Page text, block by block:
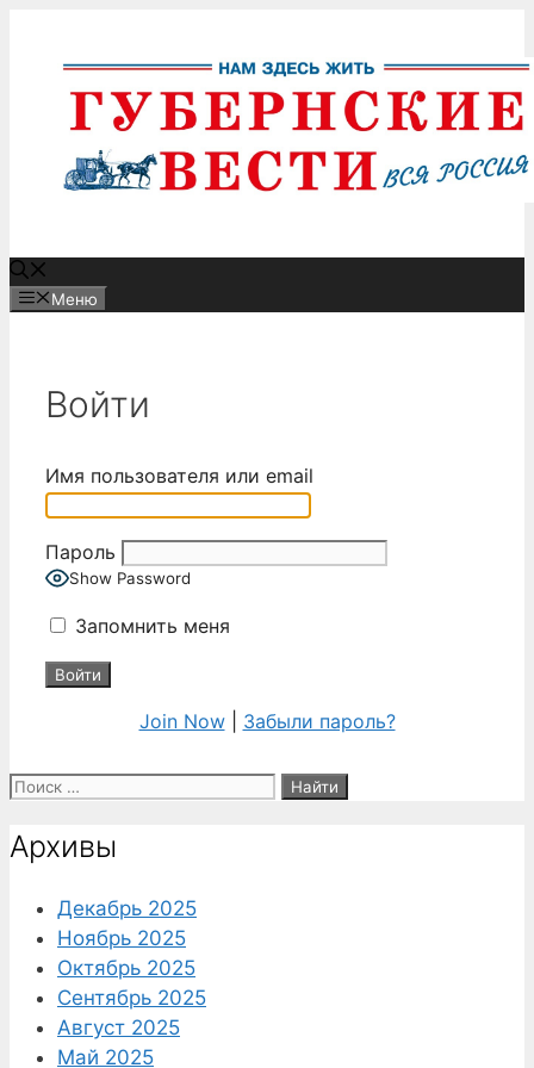
Меню
Войти
Имя пользователя или email
Пароль
Show Password
Запомнить меня
Join Now| Забыли пароль?
Поиск:
Архивы
Декабрь 2025
Ноябрь 2025
Октябрь 2025
Сентябрь 2025
Август 2025
Май 2025